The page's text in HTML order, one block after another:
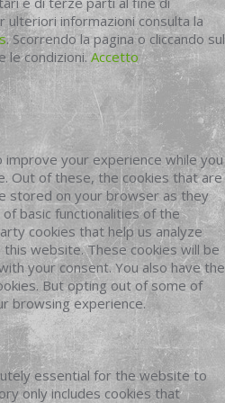
informazioni consulta la
. Scorrendo la pagina o cliccando sul
le condizioni.Accetto
your experience while you
Out of these, the cookies that are
stored on your browser as they
basic functionalities of the
cookies that help us analyze
website. These cookies will be
your consent. You also have the
But opting out of some of
browsing experience.
essential for the website to
only includes cookies that